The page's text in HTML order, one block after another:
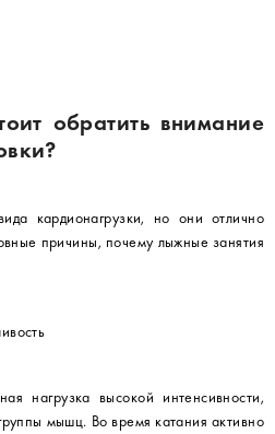
обратить внимание
кардионагрузки, но они отлично
причины, почему лыжные занятия
нагрузка высокой интенсивности,
мышц. Во время катания активно